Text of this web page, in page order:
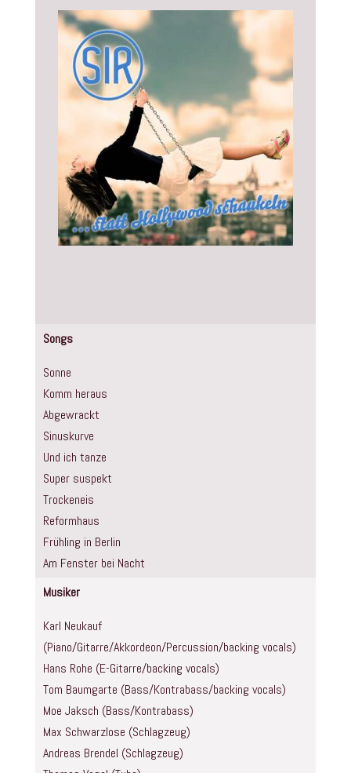
Songs
Sonne
Komm heraus
Abgewrackt
Sinuskurve
Und ich tanze
Super suspekt
Trockeneis
Reformhaus
Frühling in Berlin
Am Fenster bei Nacht
Musiker
Karl Neukauf
(Piano/Gitarre/Akkordeon/Percussion/backing vocals)
Hans Rohe (E-Gitarre/backing vocals)
Tom Baumgarte (Bass/Kontrabass/backing vocals)
Moe Jaksch (Bass/Kontrabass)
Max Schwarzlose (Schlagzeug)
Andreas Brendel (Schlagzeug)